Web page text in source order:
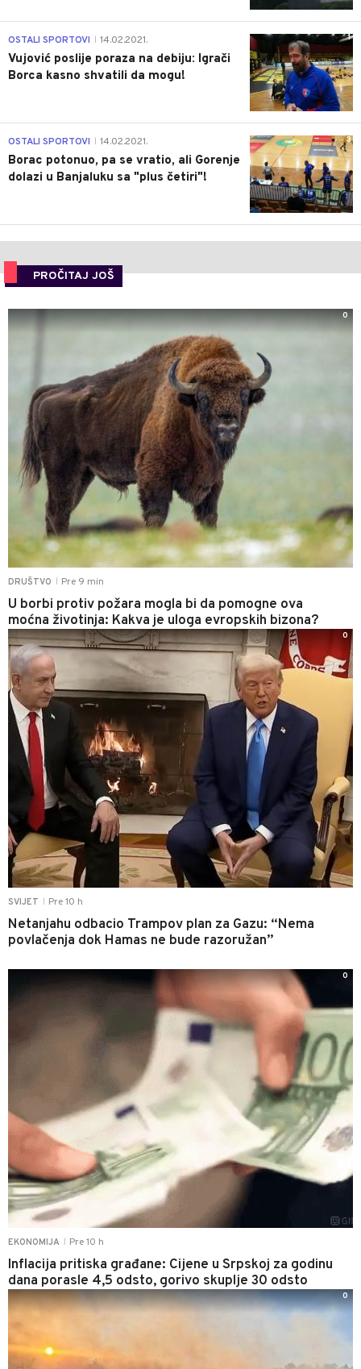
1
OSTALI SPORTOVI 14.02.2021.
Vujović poslije poraza na debiju: Igrači
Borca kasno shvatili da mogu!
3
OSTALI SPORTOVI 14.02.2021.
Borac potonuo, pa se vratio, ali Gorenje
dolazi u Banjaluku sa "plus četiri"!
PROČITAJ JOŠ
DRUŠTVO Pre 9 min
U borbi protiv požara mogla bi da pomogne ova
moćna životinja: Kakva je uloga evropskih bizona?
0
SVIJET Pre 10 h
Netanjahu odbacio Trampov plan za Gazu: “Nema
povlačenja dok Hamas ne bude razoružan”
0
EKONOMIJA Pre 10 h
Inflacija pritiska građane: Cijene u Srpskoj za godinu
dana porasle 4,5 odsto, gorivo skuplje 30 odsto
0
0